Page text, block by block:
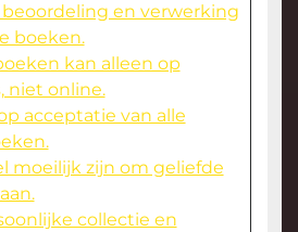
en verwerking
boeken.
kan alleen op
niet online.
acceptatie van alle
moeilijk zijn om geliefde
collectie en